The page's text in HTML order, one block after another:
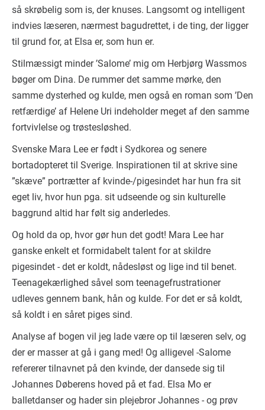
så skrøbelig som is, der knuses. Langsomt og intelligent
indvies læseren, nærmest bagudrettet, i de ting, der ligger
til grund for, at Elsa er, som hun er.
Stilmæssigt minder ’Salome’ mig om Herbjørg Wassmos
bøger om Dina. De rummer det samme mørke, den
samme dysterhed og kulde, men også en roman som ’Den
retfærdige’ af Helene Uri indeholder meget af den samme
fortvivlelse og trøstesløshed.
Svenske Mara Lee er født i Sydkorea og senere
bortadopteret til Sverige. Inspirationen til at skrive sine
”skæve” portrætter af kvinde-/pigesindet har hun fra sit
eget liv, hvor hun pga. sit udseende og sin kulturelle
baggrund altid har følt sig anderledes.
Og hold da op, hvor gør hun det godt! Mara Lee har
ganske enkelt et formidabelt talent for at skildre
pigesindet - det er koldt, nådesløst og lige ind til benet.
Teenagekærlighed såvel som teenagefrustrationer
udleves gennem bank, hån og kulde. For det er så koldt,
så koldt i en såret piges sind.
Analyse af bogen vil jeg lade være op til læseren selv, og
der er masser at gå i gang med! Og alligevel -Salome
refererer tilnavnet på den kvinde, der dansede sig til
Johannes Døberens hoved på et fad. Elsa Mo er
balletdanser og hader sin plejebror Johannes - og prøv